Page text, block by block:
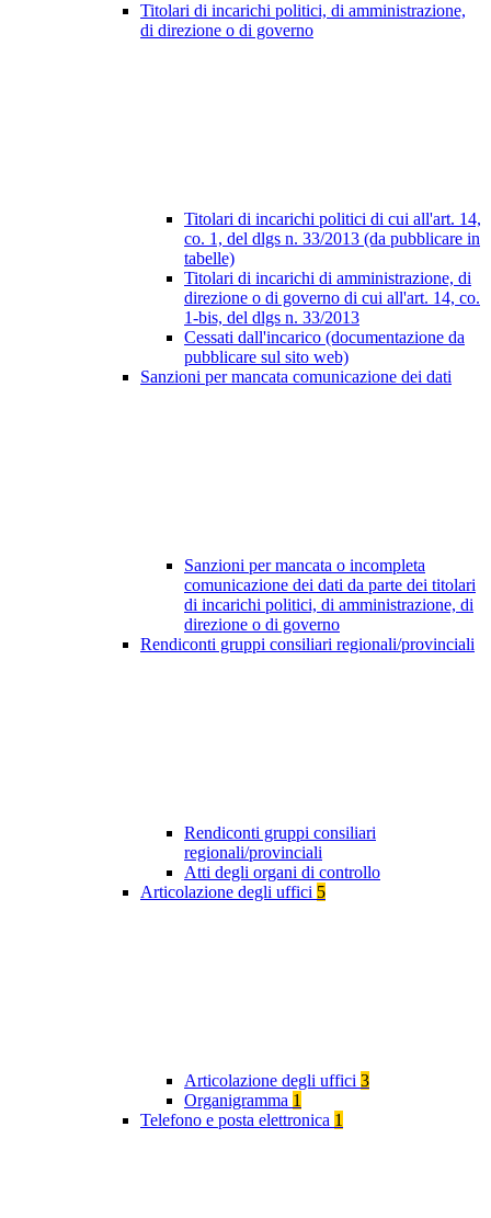
Titolari di incarichi politici, di amministrazione,
di direzione o di governo
Titolari di incarichi politici di cui all'art. 14,
co. 1, del dlgs n. 33/2013 (da pubblicare in
tabelle)
Titolari di incarichi di amministrazione, di
direzione o di governo di cui all'art. 14, co.
1-bis, del dlgs n. 33/2013
Cessati dall'incarico (documentazione da
pubblicare sul sito web)
Sanzioni per mancata comunicazione dei dati
Sanzioni per mancata o incompleta
comunicazione dei dati da parte dei titolari
di incarichi politici, di amministrazione, di
direzione o di governo
Rendiconti gruppi consiliari regionali/provinciali
Rendiconti gruppi consiliari
regionali/provinciali
Atti degli organi di controllo
Articolazione degli uffici 5
Articolazione degli uffici 3
Organigramma 1
Telefono e posta elettronica 1